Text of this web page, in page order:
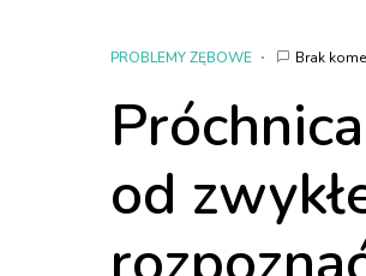
PROBLEMY ZĘBOWE Brak
od